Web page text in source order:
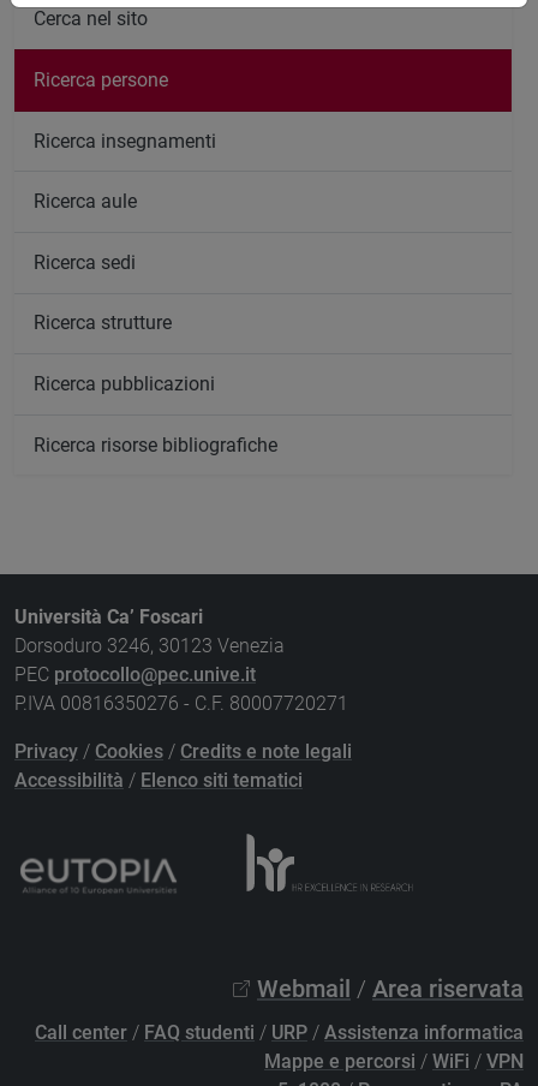
Cerca nel sito
Ricerca persone
Ricerca insegnamenti
Ricerca aule
Ricerca sedi
Ricerca strutture
Ricerca pubblicazioni
Ricerca risorse bibliografiche
Università Ca’ Foscari
Dorsoduro 3246, 30123 Venezia
PEC protocollo@pec.unive.it
P.IVA 00816350276 - C.F. 80007720271
Privacy / Cookies / Credits e note legali
Accessibilità / Elenco siti tematici
Webmail / Area riservata
Call center / FAQ studenti / URP / Assistenza informatica
Mappe e percorsi / WiFi / VPN